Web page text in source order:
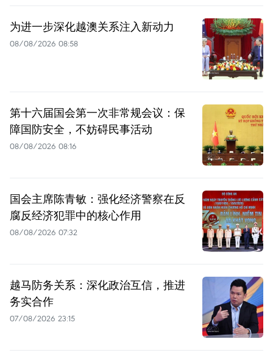
为进一步深化越澳关系注入新动力
08/08/2026 08:58
第十六届国会第一次非常规会议：保
障国防安全，不妨碍民事活动
08/08/2026 08:16
国会主席陈青敏：强化经济警察在反
腐反经济犯罪中的核心作用
08/08/2026 07:32
越马防务关系：深化政治互信，推进
务实合作
07/08/2026 23:15